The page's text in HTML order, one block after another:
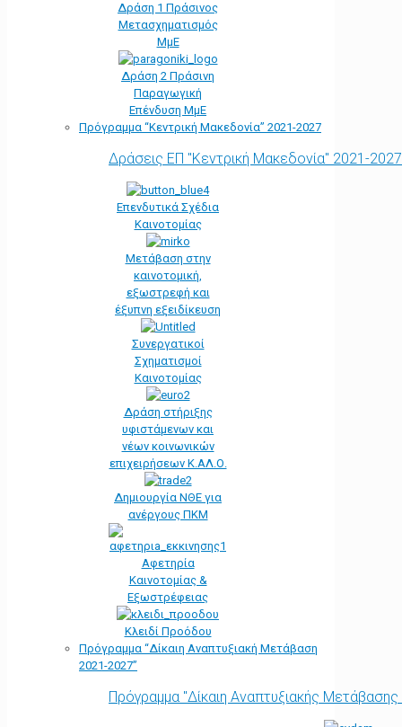
Δράση 1 Πράσινος
Μετασχηματισμός
ΜμΕ
Δράση 2 Πράσινη
Παραγωγική
Επένδυση ΜμΕ
Πρόγραμμα “Κεντρική Μακεδονία” 2021-2027
Δράσεις ΕΠ "Κεντρική Μακεδονία" 2021-2027
Επενδυτικά Σχέδια
Καινοτομίας
Μετάβαση στην
καινοτομική,
εξωστρεφή και
έξυπνη εξειδίκευση
Συνεργατικοί
Σχηματισμοί
Καινοτομίας
Δράση στήριξης
υφιστάμενων και
νέων κοινωνικών
επιχειρήσεων Κ.ΑΛ.Ο.
Δημιουργία ΝΘΕ για
ανέργους ΠΚΜ
Αφετηρία
Kαινοτομίας &
Εξωστρέφειας
Κλειδί Προόδου
Πρόγραμμα “Δίκαιη Αναπτυξιακή Μετάβαση
2021-2027”
Πρόγραμμα "Δίκαιη Αναπτυξιακής